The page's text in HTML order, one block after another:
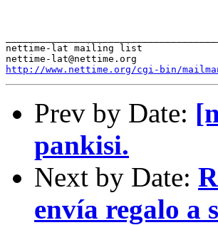
nettime-lat mailing list
http://www.nettime.org/cgi-bin/
Prev by Date:
pankisi.
Next by Date:
envía regalo